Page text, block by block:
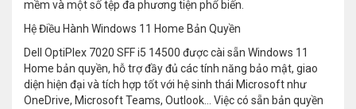
mềm và một số tệp đa phương tiện phổ biến.
Hệ Điều Hành Windows 11 Home Bản Quyền
Dell OptiPlex 7020 SFF i5 14500 được cài sẵn Windows 11
Home bản quyền, hỗ trợ đầy đủ các tính năng bảo mật, giao
diện hiện đại và tích hợp tốt với hệ sinh thái Microsoft như
OneDrive, Microsoft Teams, Outlook… Việc có sẵn bản quyền